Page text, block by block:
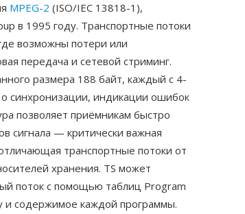
MPEG-2 (ISO/IEC 13818-1),
в 1995 году. Транспортные потоки
возможны потери или
передача и сетевой стриминг.
размера 188 байт, каждый с 4-
синхронизации, индикации ошибок
позволяет приёмникам быстро
сигнала — критически важная
транспортные потоки от
хранения. TS может
поток с помощью таблиц Program
и содержимое каждой программы.